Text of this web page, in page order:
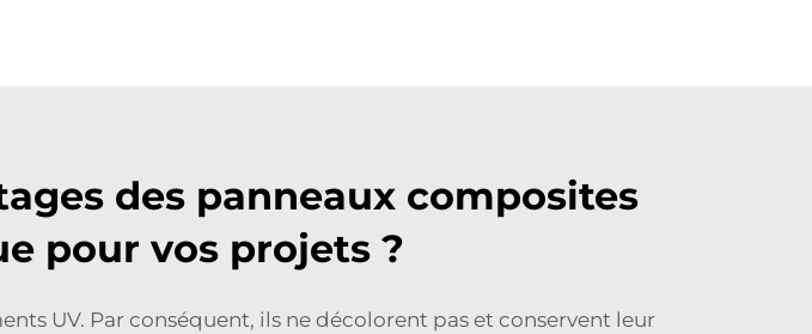
des panneaux composites
pour vos projets ?
UV. Par conséquent, ils ne décolorent pas et conservent leur